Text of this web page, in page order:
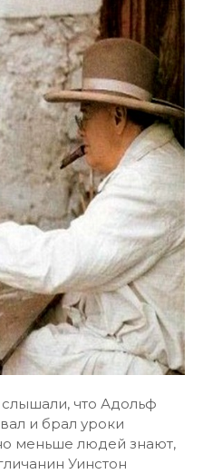
что Адольф
и брал уроки
меньше людей знают,
Уинстон